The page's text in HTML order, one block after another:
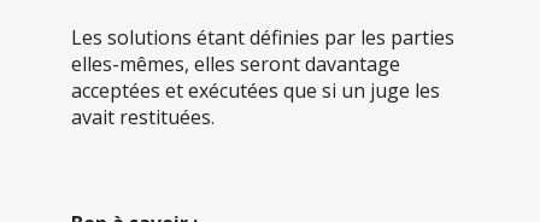
Les solutions étant définies par les parties
elles-mêmes, elles seront davantage
acceptées et exécutées que si un juge les
avait restituées.